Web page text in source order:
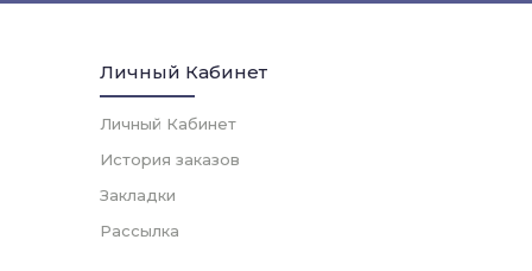
Личный Кабинет
Личный Кабинет
История заказов
Закладки
Рассылка